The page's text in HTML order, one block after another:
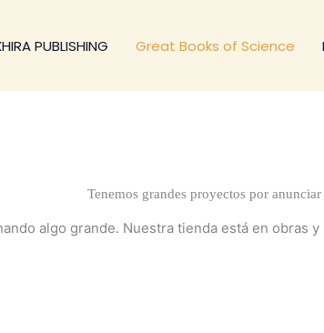
PUBLISHING Great Books of Science
Tenemos grandes proyectos por anunciar
algo grande. Nuestra tienda está en obras